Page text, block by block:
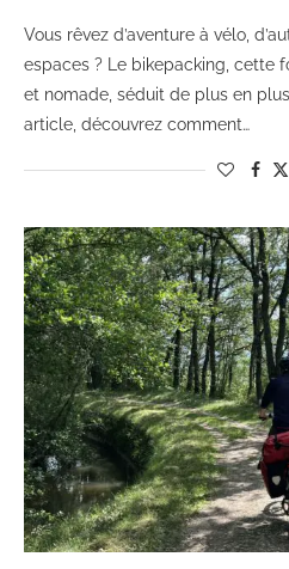
Vous rêvez d’aventure à vélo,
espaces ? Le bikepacking, cette
et nomade, séduit de plus en
article, découvrez comment…